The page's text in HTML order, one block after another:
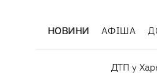
НОВИНИ АФІША
ДТП у